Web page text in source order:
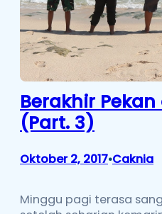
Berakhir
(Part. 3)
Oktober 2, 2017•Caknia
Minggu pagi terasa